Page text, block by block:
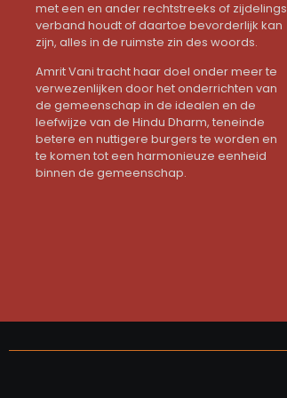
met een en ander rechtstreeks of zijdelings
verband houdt of daartoe bevorderlijk kan
zijn, alles in de ruimste zin des woords.
Amrit Vani tracht haar doel onder meer te
verwezenlijken door het onderrichten van
de gemeenschap in de idealen en de
leefwijze van de Hindu Dharm, teneinde
betere en nuttigere burgers te worden en
te komen tot een harmonieuze eenheid
binnen de gemeenschap.